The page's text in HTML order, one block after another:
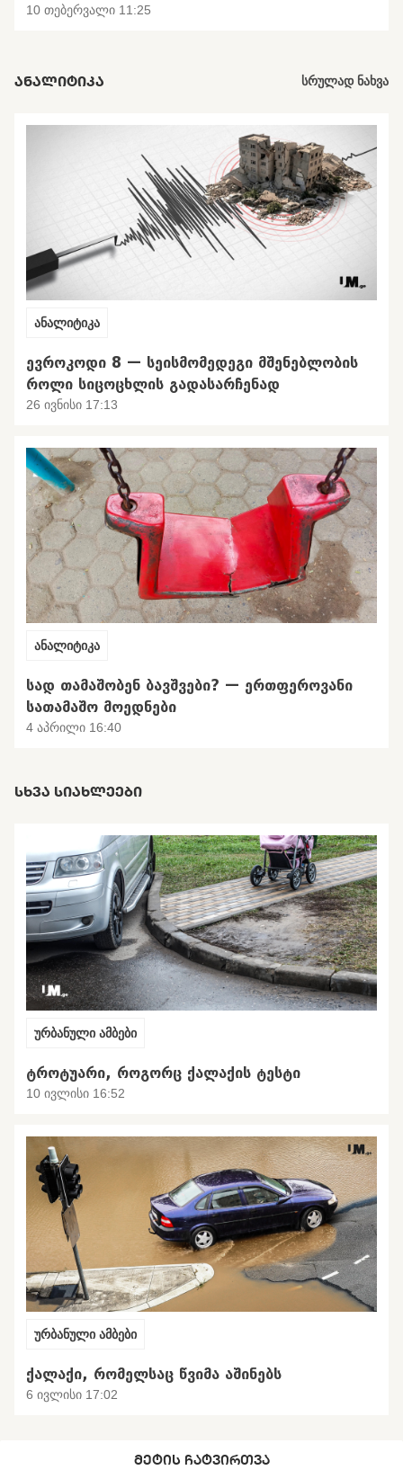
10 თებერვალი 11:25
ᲐᲜᲐᲚᲘᲢᲘᲙᲐ სრულად ნახვა
ანალიტიკა
ᲔᲕᲠᲝᲙᲝᲓᲘ 8 — ᲡᲔᲘᲡᲛᲝᲛᲔᲓᲔᲒᲘ ᲛᲨᲔᲜᲔᲑᲚᲝᲑᲘᲡ
ᲠᲝᲚᲘ ᲡᲘᲪᲝᲪᲮᲚᲘᲡ ᲒᲐᲓᲐᲡᲐᲠᲩᲔᲜᲐᲓ
26 ივნისი 17:13
ანალიტიკა
ᲡᲐᲓ ᲗᲐᲛᲐᲨᲝᲑᲔᲜ ᲑᲐᲕᲨᲕᲔᲑᲘ? — ᲔᲠᲗᲤᲔᲠᲝᲕᲐᲜᲘ
ᲡᲐᲗᲐᲛᲐᲨᲝ ᲛᲝᲔᲓᲜᲔᲑᲘ
4 აპრილი 16:40
ᲡᲮᲕᲐ ᲡᲘᲐᲮᲚᲔᲔᲑᲘ
ურბანული ამბები
ᲢᲠᲝᲢᲣᲐᲠᲘ, ᲠᲝᲒᲝᲠᲪ ᲥᲐᲚᲐᲥᲘᲡ ᲢᲔᲡᲢᲘ
10 ივლისი 16:52
ურბანული ამბები
ᲥᲐᲚᲐᲥᲘ, ᲠᲝᲛᲔᲚᲡᲐᲪ ᲬᲕᲘᲛᲐ ᲐᲨᲘᲜᲔᲑᲡ
6 ივლისი 17:02
ᲛᲔᲢᲘᲡ ᲩᲐᲢᲕᲘᲠᲗᲕᲐ